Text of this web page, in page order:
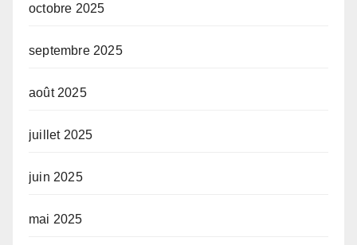
octobre 2025
septembre 2025
août 2025
juillet 2025
juin 2025
mai 2025